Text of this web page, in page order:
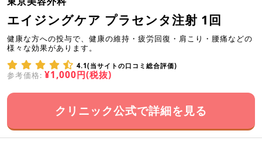
エイジングケア プラセンタ注射 1回
健康な方への投与で、健康の維持・疲労回復・肩こり・腰痛などの
様々な効果があります。
4.1(当サイトの口コミ総合評価)
参考価格: ¥1,000円(税抜)
クリニック公式で詳細を見る